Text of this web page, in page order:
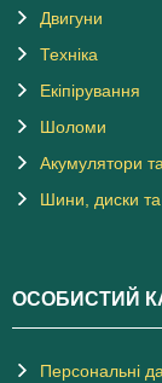
Двигуни
Техніка
Екіпірування
Шоломи
Акумулятори
Шини, диски
ОСОБИСТИЙ
Персональні